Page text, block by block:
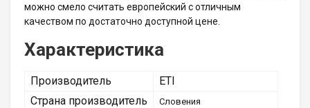
можно смело считать европейский с отличным
качеством по достаточно доступной цене.
Характеристика
Производитель
ETI
Страна производитель
Словения